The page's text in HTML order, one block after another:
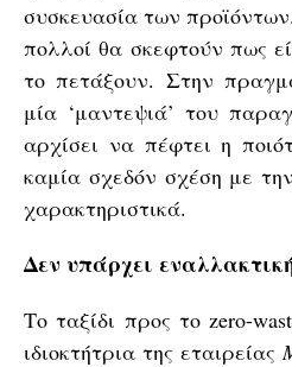
συσκευασία των
πολλοί θα σκεφτούν πως
το πετάξουν. Στην
μία ‘μαντεψιά’ του
αρχίσει να πέφτει η
καμία σχεδόν σχέση με
χαρακτηριστικά.
Δεν υπάρχει
Το ταξίδι προς το zero-
ιδιοκτήτρια της εταιρείας